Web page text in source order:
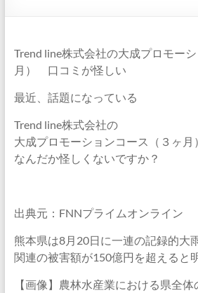
Trend line株式会社の大成プロモー
月） 口コミが怪しい
最近、話題になっている
Trend line株式会社の
大成プロモーションコース（３ヶ月
なんだか怪しくないですか？
出典元：FNNプライムオンライン
熊本県は8月20日に一連の記録的大
関連の被害額が150億円を超えると
【画像】農林水産業における県全